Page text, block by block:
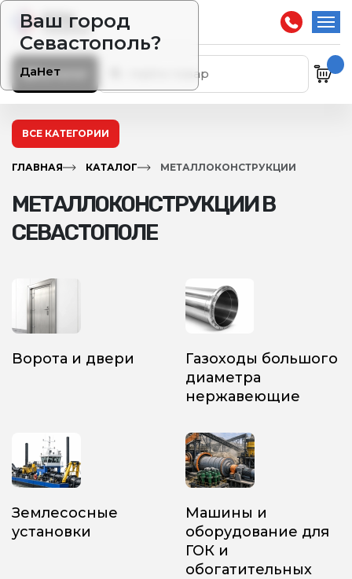
Ваш город
Севастополь?
ДаНет
Каталог
ВСЕ КАТЕГОРИИ
ГЛАВНАЯ КАТАЛОГ МЕТАЛЛОКОНСТРУКЦИИ
МЕТАЛЛОКОНСТРУКЦИИ В
СЕВАСТОПОЛЕ
Ворота и двери
Газоходы большого
диаметра
нержавеющие
Землесосные
установки
Машины и
оборудование для
ГОК и
обогатительных